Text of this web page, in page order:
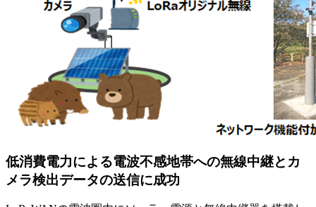
低消費電力による電波不感地帯への無線中継とカ
メラ検出データの送信に成功